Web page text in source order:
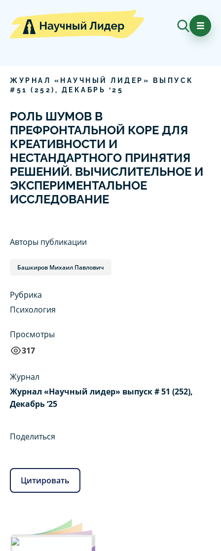
ЖУРНАЛ «НАУЧНЫЙ ЛИДЕР» ВЫПУСК
# 51 ( 252), ДЕКАБРЬ ‘25
РОЛЬ ШУМОВ В
ПРЕФРОНТАЛЬНОЙ КОРЕ ДЛЯ
КРЕАТИВНОСТИ И
НЕСТАНДАРТНОГО ПРИНЯТИЯ
РЕШЕНИЙ. ВЫЧИСЛИТЕЛЬНОЕ И
ЭКСПЕРИМЕНТАЛЬНОЕ
ИССЛЕДОВАНИЕ
Авторы публикации
Башкиров Михаил Павлович
Рубрика
Психология
Просмотры
317
Журнал
Журнал «Научный лидер» выпуск # 51 (252),
Декабрь ‘25
Поделиться
Цитировать